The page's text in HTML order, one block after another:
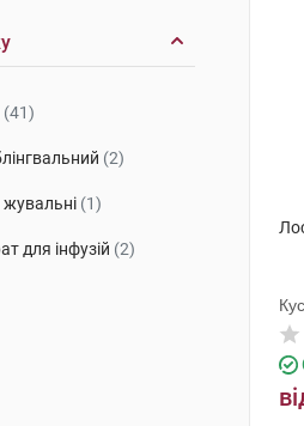
(41)
(2)
(1)
для інфузій (2)